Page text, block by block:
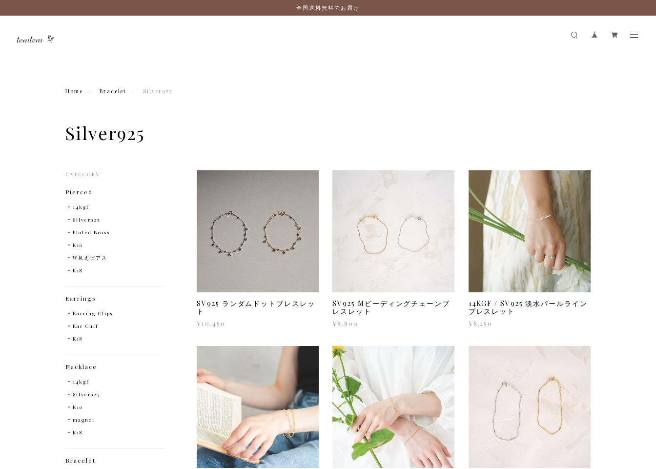
全国送料無料でお届け
Home Bracelet Silver925
Silver925
SV925 ランダムドットブレスレッ
ト
¥10,450
SV925 Mビーディングチェーンブ
レスレット
¥8,800
14KGF / SV925 淡水パールライン
ブレスレット
¥8,250
CATEGORY
Pierced
14kgf
Silver925
Plated Brass
K10
W見えピアス
K18
Earrings
Earring Clips
Ear Cuff
K18
Nacklace
14kgf
Silver925
K10
magnet
K18
Bracelet